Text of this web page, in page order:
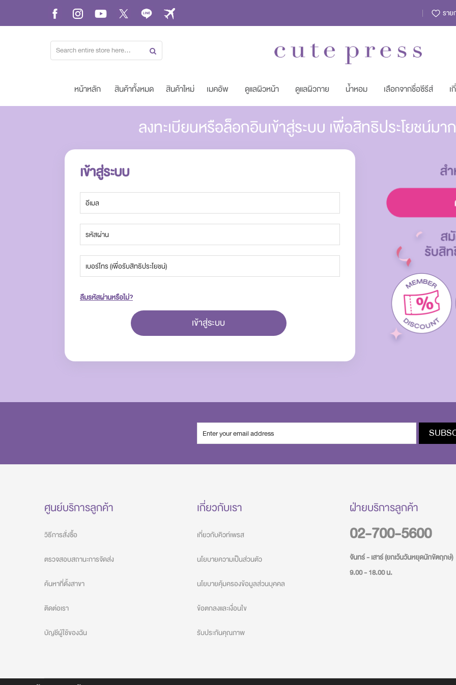
ราย
Skip
Content
หน้าหลัก สินค้าทั้งหมด สินค้าใหม่ เมคอัพ ดูแลผิวหน้า ดูแลผิวกาย น้ำหอม เลือกจากชื่อซีรีส์
ลงทะเบียนหรือล็อกอินเข้าสู่ระบบ เพื่อสิทธิประโยชน์
เข้าสู่ระบบ
ลืมรหัสผ่านหรือไม่?
เข้าสู่ระบบ
ศูนย์บริการลูกค้า
วิธีการสั่งซื้อ
ตรวจสอบสถานะการจัดส่ง
ค้นหาที่ตั้งสาขา
ติดต่อเรา
บัญชีผู้ใช้ของฉัน
เกี่ยวกับเรา
เกี่ยวกับคิวท์เพรส
นโยบายความเป็นส่วนตัว
นโยบายคุ้มครองข้อมูลส่วนบุคคล
ข้อตกลงและเงื่อนไข
รับประกันคุณภาพ
ฝ่ายบริการลูกค้า
02-700-5600
จันทร์ - เสาร์ (ยกเว้นวันหยุดนักขัตฤกษ์)
9.00 - 18.00 น.